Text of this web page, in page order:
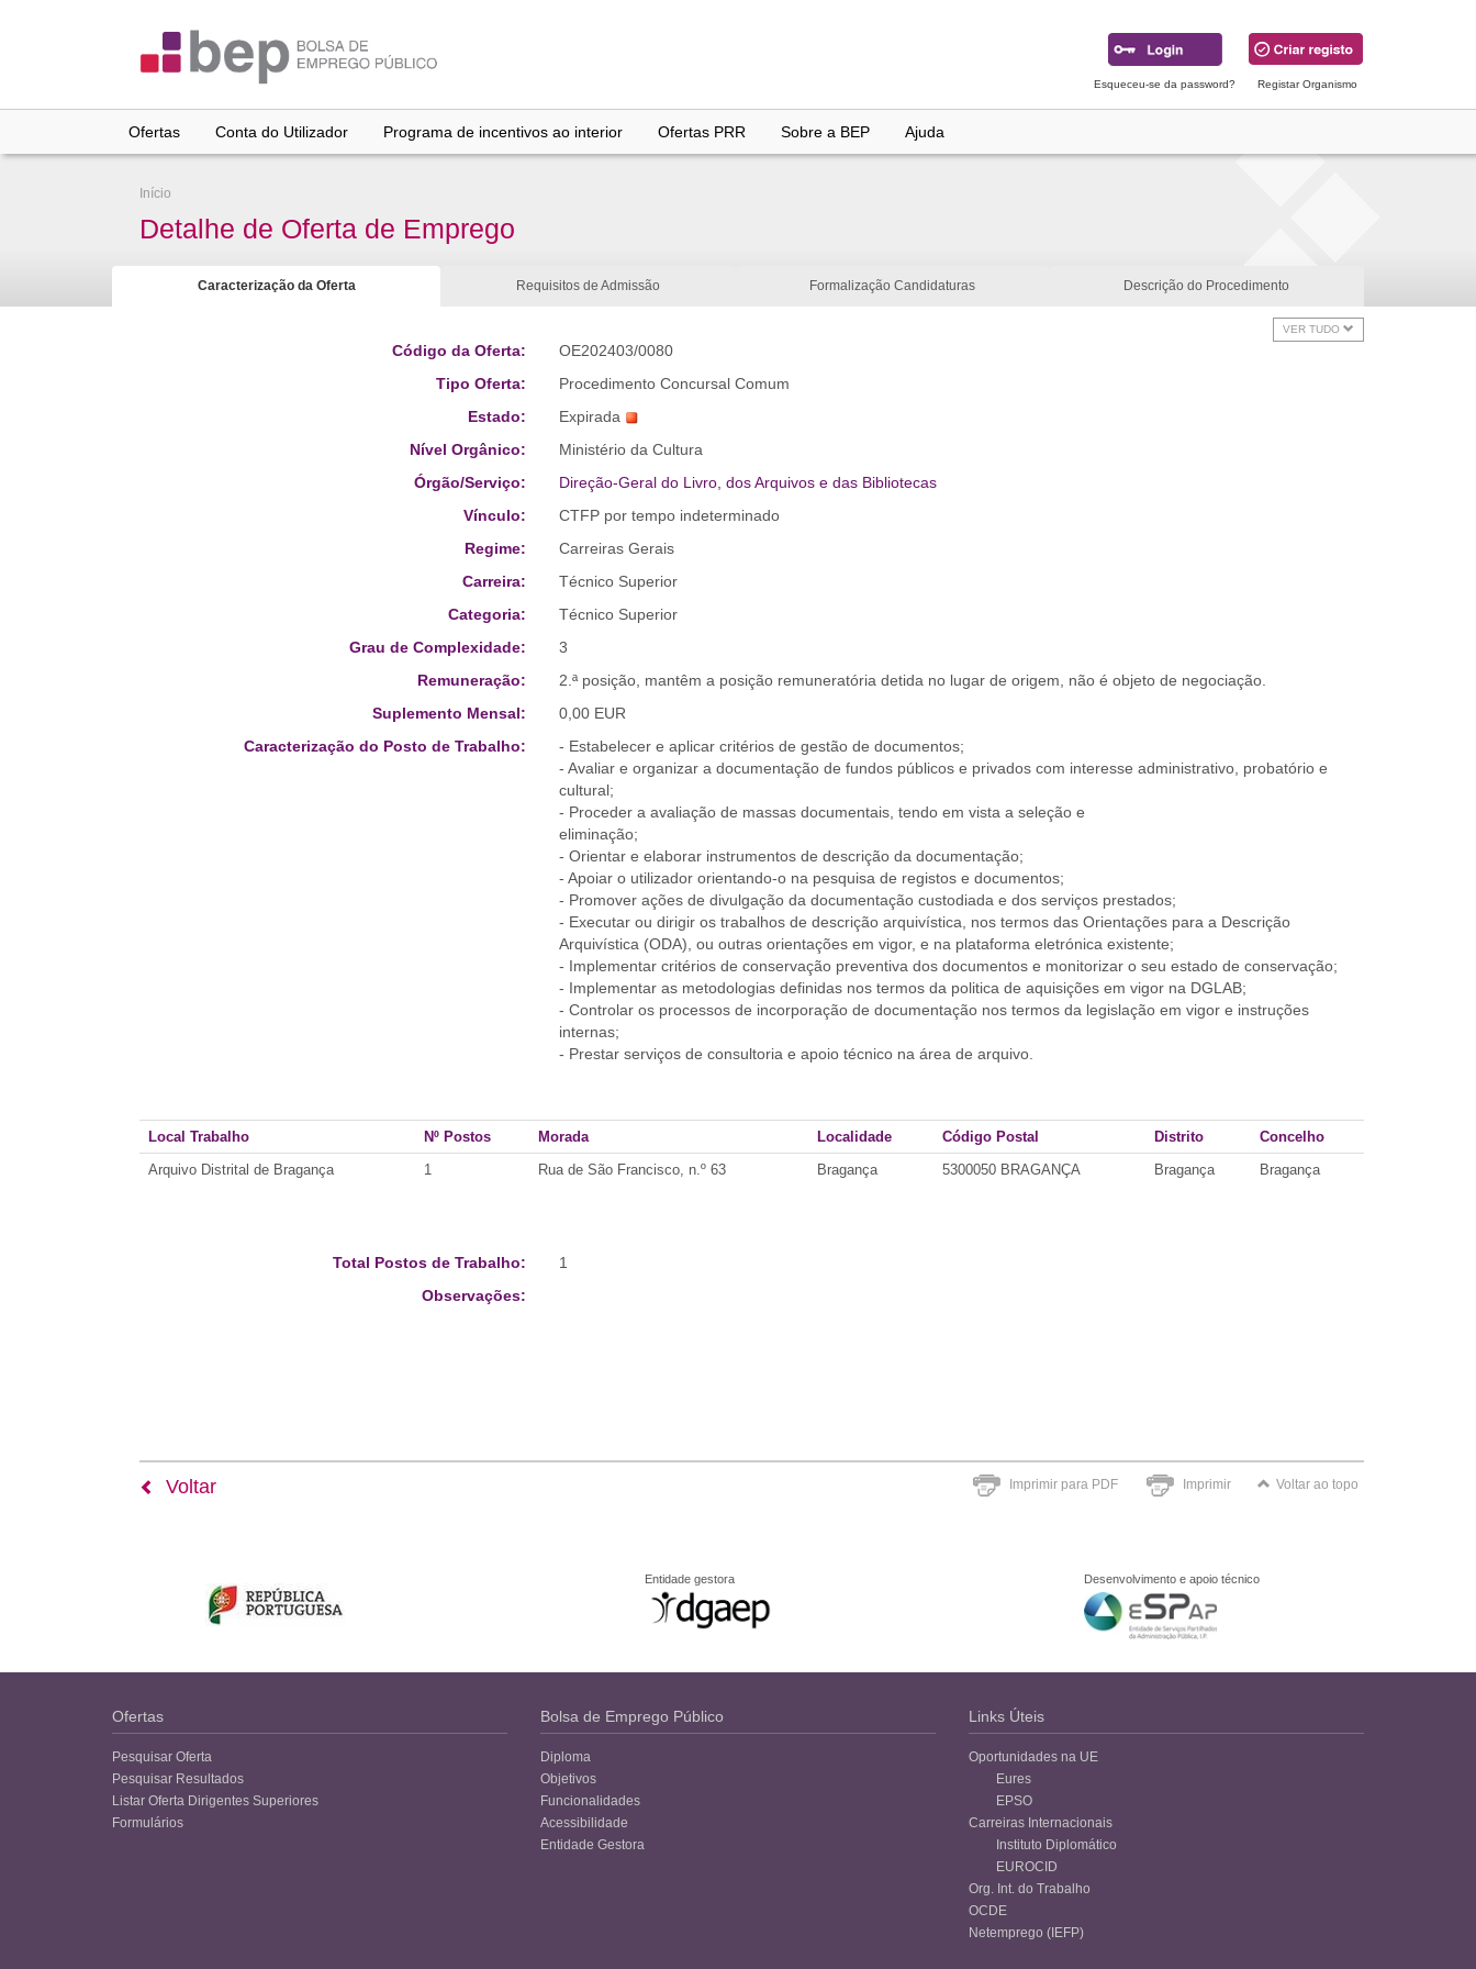
Esqueceu-se da password? Registar Organismo
Ofertas Conta do Utilizador Programa de incentivos ao interior Ofertas PRR Sobre a BEP Ajuda
Início
Detalhe de Oferta de Emprego
Caracterização da Oferta Requisitos de Admissão Formalização Candidaturas Descrição do Procedimento
VER TUDO
Código da Oferta:
OE202403/0080
Tipo Oferta:
Procedimento Concursal Comum
Estado:
Expirada
Nível Orgânico:
Ministério da Cultura
Órgão/Serviço:
Direção-Geral do Livro, dos Arquivos e das Bibliotecas
Vínculo:
CTFP por tempo indeterminado
Regime:
Carreiras Gerais
Carreira:
Técnico Superior
Categoria:
Técnico Superior
Grau de Complexidade:
3
Remuneração:
2.ª posição, mantêm a posição remuneratória detida no lugar de origem, não é objeto de negociação.
Suplemento Mensal:
0,00 EUR
Caracterização do Posto de Trabalho:
- Estabelecer e aplicar critérios de gestão de documentos;
- Avaliar e organizar a documentação de fundos públicos e privados com interesse administrativo, probatório e
cultural;
- Proceder a avaliação de massas documentais, tendo em vista a seleção e
eliminação;
- Orientar e elaborar instrumentos de descrição da documentação;
- Apoiar o utilizador orientando-o na pesquisa de registos e documentos;
- Promover ações de divulgação da documentação custodiada e dos serviços prestados;
- Executar ou dirigir os trabalhos de descrição arquivística, nos termos das Orientações para a Descrição
Arquivística (ODA), ou outras orientações em vigor, e na plataforma eletrónica existente;
- Implementar critérios de conservação preventiva dos documentos e monitorizar o seu estado de conservação;
- Implementar as metodologias definidas nos termos da politica de aquisições em vigor na DGLAB;
- Controlar os processos de incorporação de documentação nos termos da legislação em vigor e instruções
internas;
- Prestar serviços de consultoria e apoio técnico na área de arquivo.
Local Trabalho Nº Postos Morada Localidade Código Postal Distrito
Concelho
Arquivo Distrital de Bragança
1 Rua de São Francisco, n.º 63 Bragança 5300050 BRAGANÇA Bragança Bragança
Total Postos de Trabalho:
1
Observações:
Imprimir para PDF Imprimir Voltar ao topo
Voltar
Entidade gestora Desenvolvimento e apoio técnico
Ofertas
Pesquisar Oferta
Pesquisar Resultados
Listar Oferta Dirigentes Superiores
Formulários
Bolsa de Emprego Público
Diploma
Objetivos
Funcionalidades
Acessibilidade
Entidade Gestora
Links Úteis
Oportunidades na UE
Eures
EPSO
Carreiras Internacionais
Instituto Diplomático
EUROCID
Org. Int. do Trabalho
OCDE
Netemprego (IEFP)